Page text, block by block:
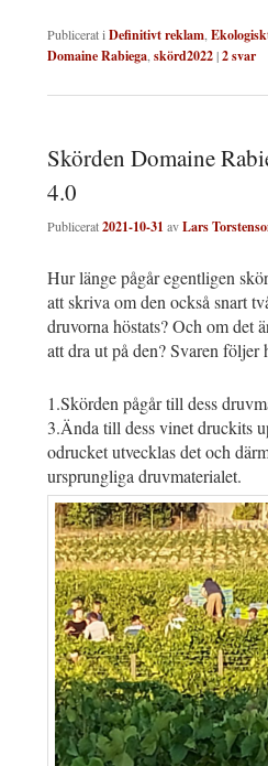
Publicerat i Definitivt reklam
Domaine Rabiega skörd2022|2svar
Skörden Domaine
4.0
Publicerat2021-10-31 avLars
Hur länge pågår egentligen
att skriva om den också snart
druvorna höstats? Och om det
att dra ut på den? Svaren följer
1.Skörden pågår till dess
3.Ända till dess vinet druckits
odrucket utvecklas det och
ursprungliga druvmaterialet.